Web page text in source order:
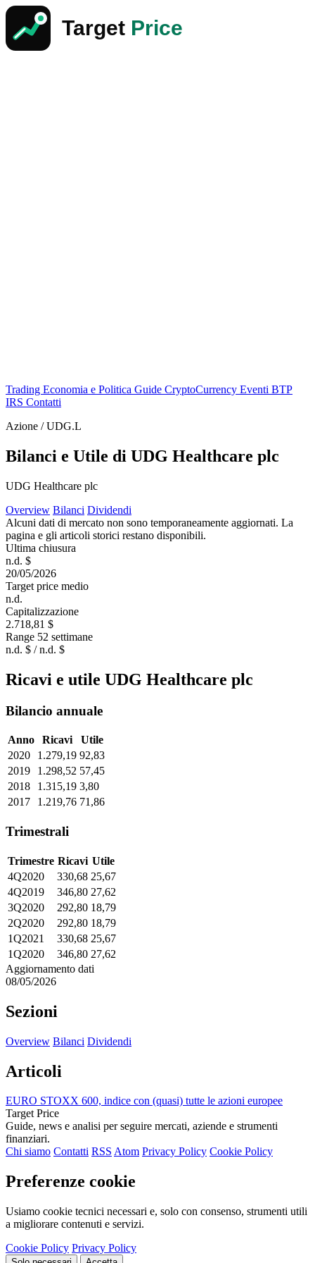
Trading Economia e Politica Guide CryptoCurrency Eventi BTP
IRS Contatti
Azione / UDG.L
Bilanci e Utile di UDG Healthcare plc
UDG Healthcare plc
Overview Bilanci Dividendi
Alcuni dati di mercato non sono temporaneamente aggiornati. La
pagina e gli articoli storici restano disponibili.
Ultima chiusura
n.d. $
20/05/2026
Target price medio
n.d.
Capitalizzazione
2.718,81 $
Range 52 settimane
n.d. $ / n.d. $
Ricavi e utile UDG Healthcare plc
Bilancio annuale
Anno Ricavi
Utile
2020
1.279,19 92,83
2019
1.298,52 57,45
2018
1.315,19 3,80
2017
1.219,76 71,86
Trimestrali
Trimestre Ricavi Utile
4Q2020
330,68 25,67
4Q2019
346,80 27,62
3Q2020
292,80 18,79
2Q2020
292,80 18,79
1Q2021
330,68 25,67
1Q2020
346,80 27,62
Aggiornamento dati
08/05/2026
Sezioni
Overview Bilanci Dividendi
Articoli
EURO STOXX 600, indice con (quasi) tutte le azioni europee
Target Price
Guide, news e analisi per seguire mercati, aziende e strumenti
finanziari.
Chi siamo Contatti RSS Atom Privacy Policy Cookie Policy
Preferenze cookie
Usiamo cookie tecnici necessari e, solo con consenso, strumenti utili
a migliorare contenuti e servizi.
Cookie Policy Privacy Policy